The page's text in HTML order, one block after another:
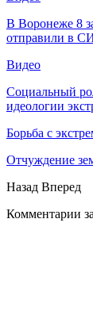
В Воронеже 8
отправили в
Видео
Социальный
идеологии
Борьба с
Отчуждение
Назад Вперед
Комментарии